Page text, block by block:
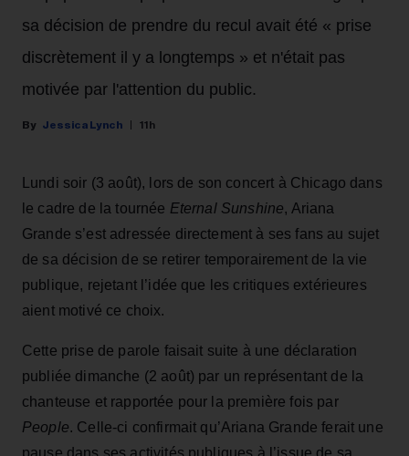
sa décision de prendre du recul avait été « prise
discrètement il y a longtemps » et n'était pas
motivée par l'attention du public.
Jessica Lynch 11h
Lundi soir (3 août), lors de son concert à Chicago dans
le cadre de la tournée Eternal Sunshine, Ariana
Grande s’est adressée directement à ses fans au sujet
de sa décision de se retirer temporairement de la vie
publique, rejetant l’idée que les critiques extérieures
aient motivé ce choix.
Cette prise de parole faisait suite à une déclaration
publiée dimanche (2 août) par un représentant de la
chanteuse et rapportée pour la première fois par
People. Celle-ci confirmait qu’Ariana Grande ferait une
pause dans ses activités publiques à l’issue de sa